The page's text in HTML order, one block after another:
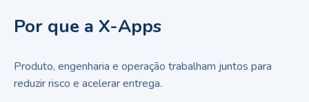
Por que a X-Apps
Produto, engenharia e operação trabalham juntos para
reduzir risco e acelerar entrega.